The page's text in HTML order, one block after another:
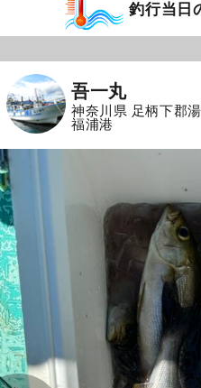
釣行当日
吾一丸
神奈川県 足柄下郡
福浦港